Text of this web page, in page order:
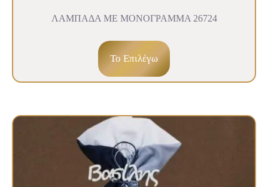
ΛΑΜΠΑΔΑ ΜΕ ΜΟΝΟΓΡΑΜΜΑ 26724
To Επιλέγω